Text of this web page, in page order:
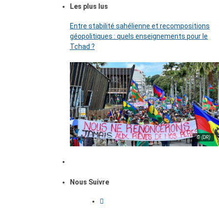
Les plus lus
Entre stabilité sahélienne et recompositions
géopolitiques : quels enseignements pour le
Tchad ?
© (DR)
Nous Suivre